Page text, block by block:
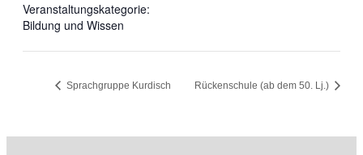
Veranstaltungskategorie:
Bildung und Wissen
Sprachgruppe Kurdisch Rückenschule (ab dem 50. Lj.)